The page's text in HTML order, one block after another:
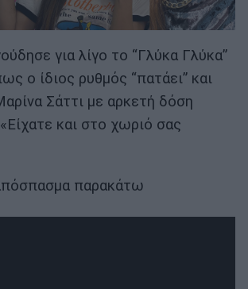
για λίγο το “Γλύκα Γλύκα”
ο ίδιος ρυθμός “πατάει” και
Σάττι με αρκετή δόση
και στο χωριό σας
παρακάτω